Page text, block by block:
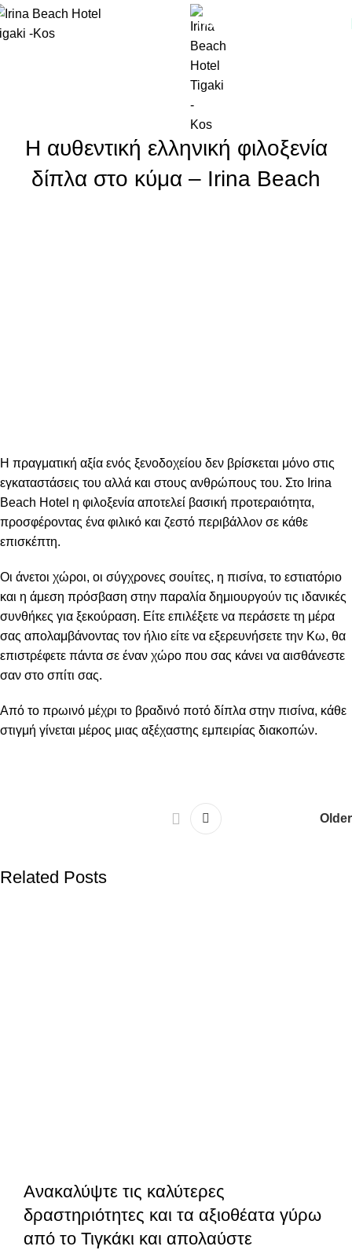
(+30) 22420 69850
Δωμάτια
Νέα
Η αυθεντική ελληνική φιλοξενία
δίπλα στο κύμα – Irina Beach
Η πραγματική αξία ενός ξενοδοχείου δεν βρίσκεται μόνο στις
εγκαταστάσεις του αλλά και στους ανθρώπους του. Στο Irina
Beach Hotel η φιλοξενία αποτελεί βασική προτεραιότητα,
προσφέροντας ένα φιλικό και ζεστό περιβάλλον σε κάθε
επισκέπτη.
Οι άνετοι χώροι, οι σύγχρονες σουίτες, η πισίνα, το εστιατόριο
και η άμεση πρόσβαση στην παραλία δημιουργούν τις ιδανικές
συνθήκες για ξεκούραση. Είτε επιλέξετε να περάσετε τη μέρα
σας απολαμβάνοντας τον ήλιο είτε να εξερευνήσετε την Κω, θα
επιστρέφετε πάντα σε έναν χώρο που σας κάνει να αισθάνεστε
σαν στο σπίτι σας.
Από το πρωινό μέχρι το βραδινό ποτό δίπλα στην πισίνα, κάθε
στιγμή γίνεται μέρος μιας αξέχαστης εμπειρίας διακοπών.
Older
Related Posts
Ανακαλύψτε τις καλύτερες
δραστηριότητες και τα αξιοθέατα γύρω
από το Τιγκάκι και απολαύστε